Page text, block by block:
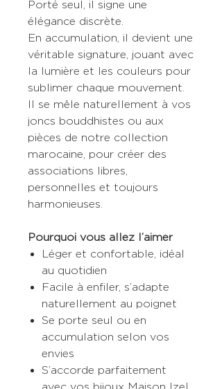
Porté seul, il signe une
élégance discrète.
En accumulation, il devient une
véritable signature, jouant avec
la lumière et les couleurs pour
sublimer chaque mouvement.
Il se mêle naturellement à vos
joncs bouddhistes ou aux
pièces de notre collection
marocaine, pour créer des
associations libres,
personnelles et toujours
harmonieuses.
Pourquoi vous allez l’aimer
Léger et confortable, idéal
au quotidien
Facile à enfiler, s’adapte
naturellement au poignet
Se porte seul ou en
accumulation selon vos
envies
S’accorde parfaitement
avec vos bijoux Maison Izel